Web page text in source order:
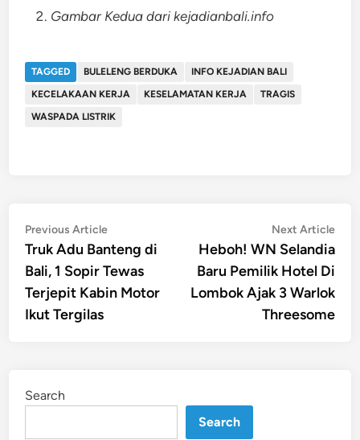
Gambar Kedua dari kejadianbali.info
TAGGED BULELENG BERDUKA
INFO KEJADIAN BALI
KECELAKAAN KERJA
KESELAMATAN KERJA
TRAGIS
WASPADA LISTRIK
Post
navigation
Previous ArticlePrevious
article:
Truk Adu Banteng di
Bali, 1 Sopir Tewas
Terjepit Kabin Motor
Ikut Tergilas
Next Article
Heboh! WN Selandia
Baru Pemilik Hotel Di
Lombok Ajak 3 Warlok
Threesome
Search
Search